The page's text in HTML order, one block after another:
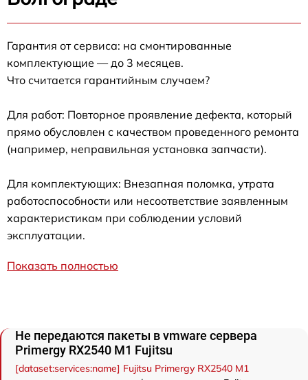
Гарантия от сервиса: на смонтированные
комплектующие — до 3 месяцев.
Что считается гарантийным случаем?
Для работ: Повторное проявление дефекта, который
прямо обусловлен с качеством проведенного ремонта
(например, неправильная установка запчасти).
Для комплектующих: Внезапная поломка, утрата
работоспособности или несоответствие заявленным
характеристикам при соблюдении условий
эксплуатации.
Показать полностью
Не передаются пакеты в vmware сервера
Primergy RX2540 M1 Fujitsu
[dataset:services:name] Fujitsu Primergy RX2540 M1